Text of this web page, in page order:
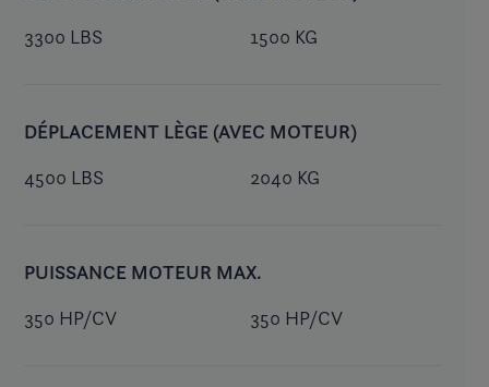
3300 LBS 1500 KG
DÉPLACEMENT LÈGE (AVEC MOTEUR)
4500 LBS 2040 KG
PUISSANCE MOTEUR MAX.
350 HP/CV 350 HP/CV